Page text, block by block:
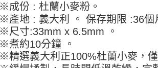
※成份 : 杜蘭小麥粉。
※產地 : 義大利 。 保存期限 :36個
※尺寸:33mm x 6.5mm 。
※煮約10分鐘 。
※精選義大利正100%杜蘭小麥，